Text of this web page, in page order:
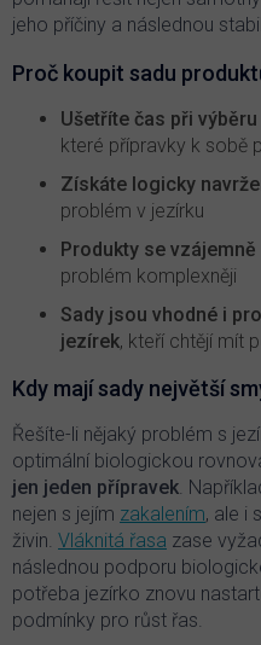
jeho příčiny a následnou
Proč koupit sadu
Ušetříte čas při výběru
které přípravky k sobě
Získáte logicky
problém v jezírku
Produkty se
problém komplexněji
Sady jsou vhodné i
jezírek, kteří chtějí mít
Kdy mají sady největší
Řešíte-li nějaký problém s
optimální biologickou
jen jeden přípravek.
nejen s jejím zakalením, ale i
živin. Vláknitá řasa zase
následnou podporu
potřeba jezírko znovu
podmínky pro růst řas.